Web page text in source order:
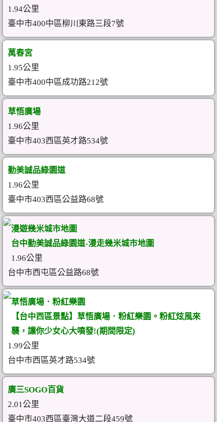
1.94公里
臺中市400中區柳川東路三段7號
萬春宮
1.95公里
臺中市400中區成功路212號
草悟廣場
1.96公里
臺中市403西區英才路534號
勤美誠品綠園道
1.96公里
臺中市403西區公益路68號
漫遊幾米城市地圖
台中勤美誠品綠園道-漫走幾米城市地圖
1.96公里
台中市西屯區公益路68號
草悟廣場．粉紅樂園
【台中西區景點】草悟廣場．粉紅樂園。粉紅炫風來
襲，讓你少女心大噴發!(期間限定)
1.99公里
台中市西區英才路534號
廣三SOGO百貨
2.01公里
臺中市403西區臺灣大道二段459號